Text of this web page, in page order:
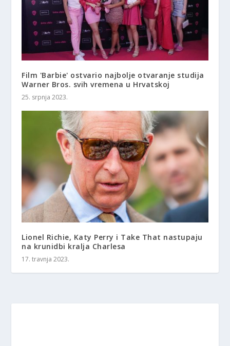
Film 'Barbie' ostvario najbolje otvaranje studija
Warner Bros. svih vremena u Hrvatskoj
25. srpnja 2023.
Lionel Richie, Katy Perry i Take That nastupaju
na krunidbi kralja Charlesa
17. travnja 2023.